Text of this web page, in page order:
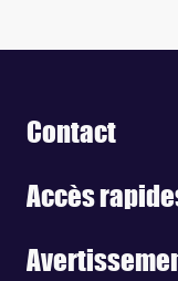
Contact
Accès